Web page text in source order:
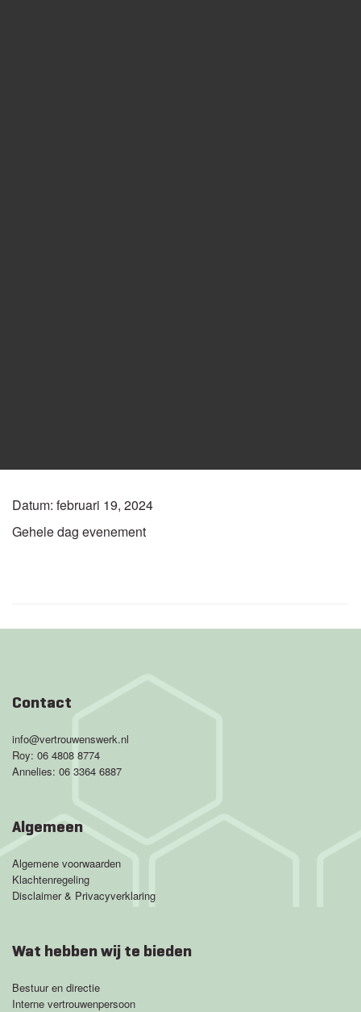
Datum: februari 19, 2024
Gehele dag evenement
Contact
info@vertrouwenswerk.nl
Roy:06 4808 8774
Annelies:06 3364 6887
Algemeen
Algemene voorwaarden
Klachtenregeling
Disclaimer & Privacyverklaring
Wat hebben wij te bieden
Bestuur en directie
Interne vertrouwenpersoon